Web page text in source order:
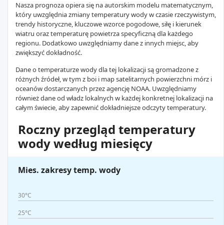
Nasza prognoza opiera się na autorskim modelu matematycznym,
który uwzględnia zmiany temperatury wody w czasie rzeczywistym,
trendy historyczne, kluczowe wzorce pogodowe, siłę i kierunek
wiatru oraz temperaturę powietrza specyficzną dla każdego
regionu. Dodatkowo uwzględniamy dane z innych miejsc, aby
zwiększyć dokładność.
Dane o temperaturze wody dla tej lokalizacji są gromadzone z
różnych źródeł, w tym z boi i map satelitarnych powierzchni mórz i
oceanów dostarczanych przez agencję NOAA. Uwzględniamy
również dane od władz lokalnych w każdej konkretnej lokalizacji na
całym świecie, aby zapewnić dokładniejsze odczyty temperatury.
Roczny przegląd temperatury
wody według miesięcy
Mies. zakresy temp. wody
30°C
25°C